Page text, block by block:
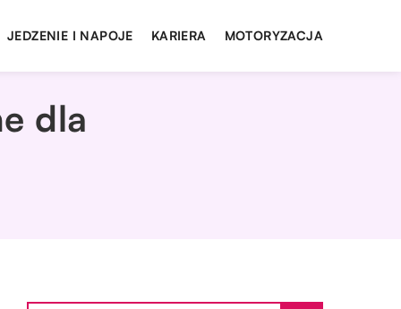
JEDZENIE I NAPOJE KARIERA MOTORYZACJA
dla